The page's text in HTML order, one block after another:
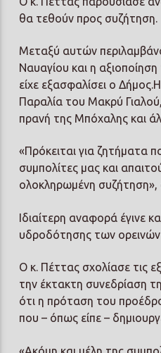
θα τεθούν προς συζήτηση.
Μεταξύ αυτών
Ναυαγίου και η
είχε εξασφαλίσει ο
Παραλία του Μακρύ
πρανή της Μπόχαλης και
«Πρόκειται για ζητήματα
συμπολίτες μας και
ολοκληρωμένη συζήτηση»,
Ιδιαίτερη αναφορά έγινε
υδροδότησης των
Ο κ. Πέττας σχολίασε τις
την έκτακτη συνεδρίαση
ότι η πρόταση του
που – όπως είπε –